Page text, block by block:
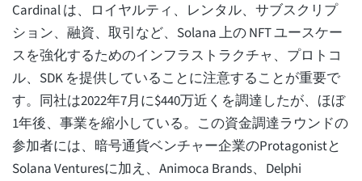
Cardinal は、ロイヤルティ、レンタル、サブスクリプ
ション、融資、取引など、Solana 上の NFT ユースケー
スを強化するためのインフラストラクチャ、プロトコ
ル、SDK を提供していることに注意することが重要で
す。同社は2022年7月に$440万近くを調達したが、ほぼ
1年後、事業を縮小している。この資金調達ラウンドの
参加者には、暗号通貨ベンチャー企業のProtagonistと
Solana Venturesに加え、Animoca Brands、Delphi